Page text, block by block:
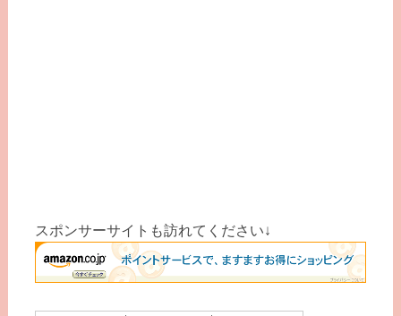
スポンサーサイトも訪れてください↓